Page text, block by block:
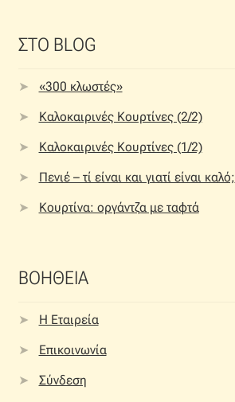
ΣΤΟ BLOG
«300 κλωστές»
Καλοκαιρινές Κουρτίνες (2/2)
Καλοκαιρινές Κουρτίνες (1/2)
Πενιέ – τί είναι και γιατί είναι καλό;
Κουρτίνα: οργάντζα με ταφτά
ΒΟΗΘΕΙΑ
Η Εταιρεία
Επικοινωνία
Σύνδεση